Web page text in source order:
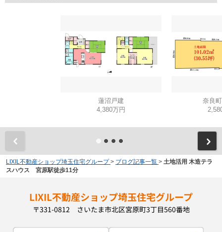
蓮沼戸建
4,380万円
奈良
LIXIL不動産ショップ埼玉住宅グループ > ブログ記事一覧 > 土地活用 木造テラ
スハウス 宮原駅徒歩11分
LIXIL不動産ショップ埼玉住宅グループ
〒331-0812 さいたま市北区宮原町3丁目560番地